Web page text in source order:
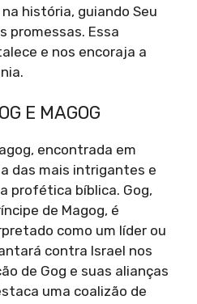
história, guiando Seu
promessas. Essa
e nos encoraja a
E MAGOG
encontrada em
das mais intrigantes e
profética bíblica. Gog,
de Magog, é
como um líder ou
contra Israel nos
de Gog e suas alianças
uma coalizão de